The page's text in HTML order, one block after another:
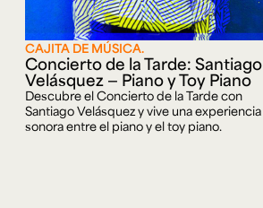
CAJITA DE MÚSICA.
Concierto de la Tarde: Santiago
Velásquez — Piano y Toy Piano
Descubre el Concierto de la Tarde con
Santiago Velásquez y vive una experiencia
sonora entre el piano y el toy piano.